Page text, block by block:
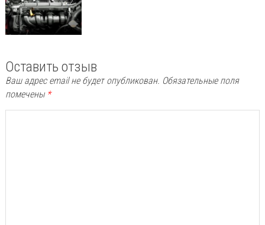
Оставить отзыв
Ваш адрес email не будет опубликован. Обязательные поля
помечены *